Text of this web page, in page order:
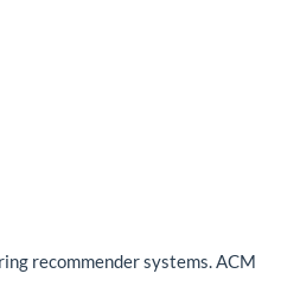
recommender systems. ACM